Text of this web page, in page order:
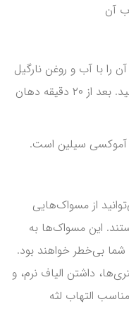
آن
را با آب و روغن نارگیل
مخلوط کنید و روی محل عفونت بمالید. بعد از ۲۰ دقیقه دهان
آموکسی سیلین است.
از مسواک‌هایی
این مسواک‌ها به
شما بی‌خطر خواهند بود.
داشتن الیاف نرم، و
التهاب لثه